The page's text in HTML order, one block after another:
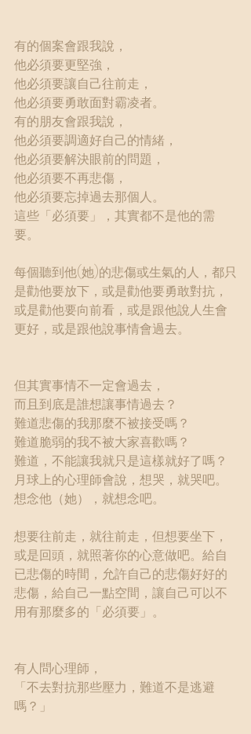
有的個案會跟我說，
他必須要更堅強，
他必須要讓自己往前走，
他必須要勇敢面對霸凌者。
有的朋友會跟我說，
他必須要調適好自己的情緒，
他必須要解決眼前的問題，
他必須要不再悲傷，
他必須要忘掉過去那個人。
這些「必須要」，其實都不是他的需
要。
每個聽到他(她)的悲傷或生氣的人，都只
是勸他要放下，或是勸他要勇敢對抗，
或是勸他要向前看，或是跟他說人生會
更好，或是跟他說事情會過去。
但其實事情不一定會過去，
而且到底是誰想讓事情過去？
難道悲傷的我那麼不被接受嗎？
難道脆弱的我不被大家喜歡嗎？
難道，不能讓我就只是這樣就好了嗎？
月球上的心理師會說，想哭，就哭吧。
想念他（她），就想念吧。
想要往前走，就往前走，但想要坐下，
或是回頭，就照著你的心意做吧。給自
已悲傷的時間，允許自己的悲傷好好的
悲傷，給自己一點空間，讓自己可以不
用有那麼多的「必須要」。
有人問心理師，
「不去對抗那些壓力，難道不是逃避
嗎？」